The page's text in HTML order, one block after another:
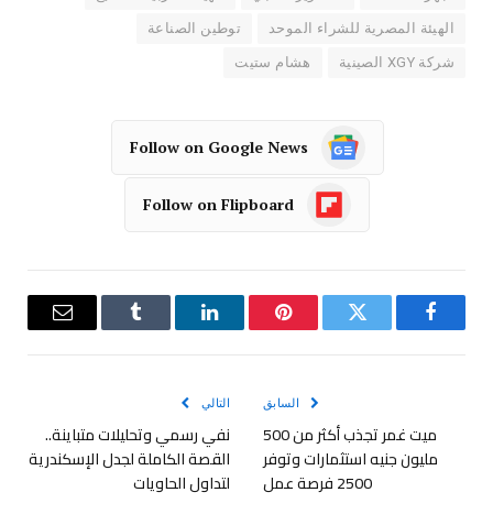
الهيئة المصرية للشراء الموحد توطين الصناعة
شركة XGY الصينية هشام ستيت
Follow on Google News
Follow on Flipboard
فيسبوك تويتر بينتيريستلينكدإن Tumblr
البريد
السابق
ميت غمر تجذب أكثر من 500
مليون جنيه استثمارات وتوفر
2500 فرصة عمل
التالي
نفي رسمي وتحليلات متباينة..
القصة الكاملة لجدل الإسكندرية
لتداول الحاويات